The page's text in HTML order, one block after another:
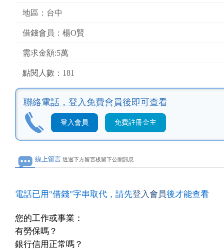
地區：台中
借錢會員：楊O賢
需求金額:5萬
點閱人數：181
聯絡電話， 登入免費會員後即可查看
登入會員 免費註冊金主
線上留言 透過下方留言板留下公開訊息
電話已用"借錢"字串取代，請先登入會員後才能查看
您的工作或事業：
有勞保嗎？
銀行信用正常嗎？